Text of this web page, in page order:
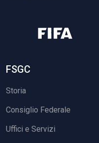
FSGC
Storia
Consiglio Federale
Uffici e Servizi